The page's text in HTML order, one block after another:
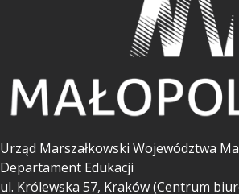
Urząd Marszałkowski Województwa
Departament Edukacji
ul. Królewska 57, Kraków (Centrum